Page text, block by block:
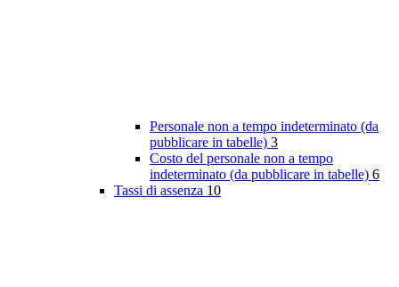
Personale non a tempo indeterminato (da
pubblicare in tabelle) 3
Costo del personale non a tempo
indeterminato (da pubblicare in tabelle) 6
Tassi di assenza 10